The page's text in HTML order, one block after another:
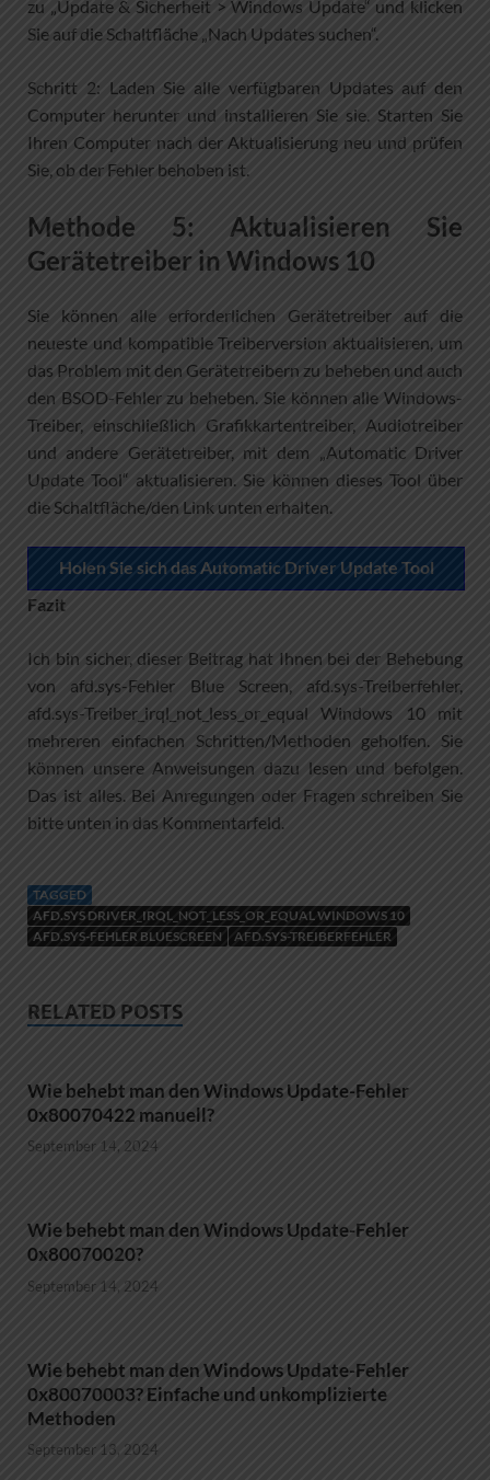
zu „Update & Sicherheit > Windows Update“ und klicken
Sie auf die Schaltfläche „Nach Updates suchen“.
Schritt 2: Laden Sie alle verfügbaren Updates auf den
Computer herunter und installieren Sie sie. Starten Sie
Ihren Computer nach der Aktualisierung neu und prüfen
Sie, ob der Fehler behoben ist.
Methode 5: Aktualisieren Sie
Gerätetreiber in Windows 10
Sie können alle erforderlichen Gerätetreiber auf die
neueste und kompatible Treiberversion aktualisieren, um
das Problem mit den Gerätetreibern zu beheben und auch
den BSOD-Fehler zu beheben. Sie können alle Windows-
Treiber, einschließlich Grafikkartentreiber, Audiotreiber
und andere Gerätetreiber, mit dem „Automatic Driver
Update Tool“ aktualisieren. Sie können dieses Tool über
die Schaltfläche/den Link unten erhalten.
Holen Sie sich das Automatic Driver Update Tool
Fazit
Ich bin sicher, dieser Beitrag hat Ihnen bei der Behebung
von afd.sys-Fehler Blue Screen, afd.sys-Treiberfehler,
afd.sys-Treiber_irql_not_less_or_equal Windows 10 mit
mehreren einfachen Schritten/Methoden geholfen. Sie
können unsere Anweisungen dazu lesen und befolgen.
Das ist alles. Bei Anregungen oder Fragen schreiben Sie
bitte unten in das Kommentarfeld.
TAGGED
AFD.SYS DRIVER_IRQL_NOT_LESS_OR_EQUAL WINDOWS 10
AFD.SYS-FEHLER BLUESCREEN
AFD.SYS-TREIBERFEHLER
RELATED POSTS
Wie behebt man den Windows Update-Fehler
0x80070422 manuell?
September 14, 2024
Wie behebt man den Windows Update-Fehler
0x80070020?
September 14, 2024
Wie behebt man den Windows Update-Fehler
0x80070003? Einfache und unkomplizierte
Methoden
September 13, 2024